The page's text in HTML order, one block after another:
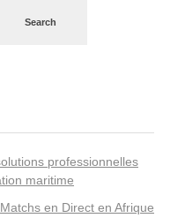
Search
professionnelles
maritime
en Direct en Afrique